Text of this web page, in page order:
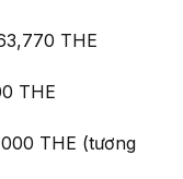
THE
THE
THE (tương